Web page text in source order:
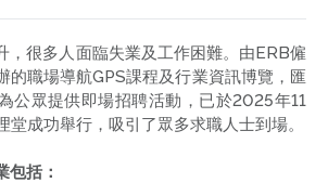
，很多人面臨失業及工作困難。由ERB僱
的職場導航GPS課程及行業資訊博覽，匯
公眾提供即場招聘活動，已於2025年11
堂成功舉行，吸引了眾多求職人士到場。
包括：